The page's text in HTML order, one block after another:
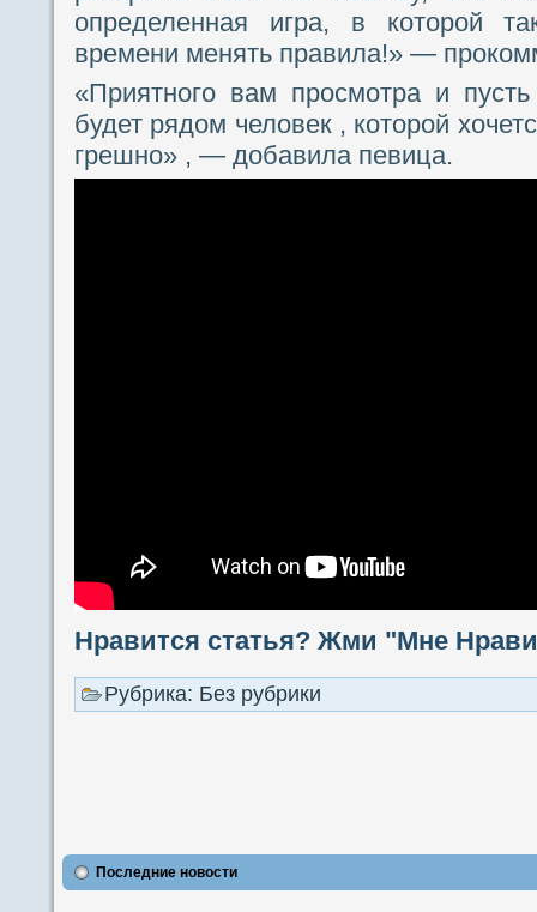
определенная игра, в которой
времени менять правила!» —
«Приятного вам просмотра и
будет рядом человек , которой
грешно» , — добавила певица.
Нравится статья? Жми "Мне
Рубрика: Без рубрики
Последние новости